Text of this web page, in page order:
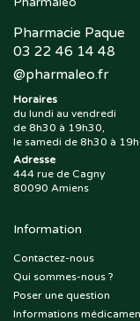
Pharmacie Paque
03 22 46 14 48
@pharmaleo.fr
Horaires
du lundi au vendredi
de 8h30 à 19h30,
le samedi de 8h30 à
Adresse
444 rue de Cagny
80090 Amiens
Information
Contactez-nous
Qui sommes-nous ?
Poser une question
Informations